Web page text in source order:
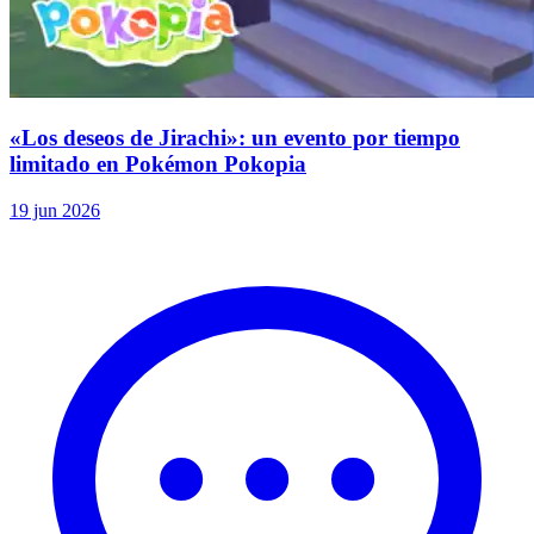
«Los deseos de Jirachi»: un evento por tiempo
limitado en Pokémon Pokopia
19 jun 2026